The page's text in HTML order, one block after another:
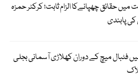
میں حقائق چھپانےکا الزام ثابت؛ کرکٹر حمزہ
فٹبال میچ کے دوران کھلاڑی آسمانی بجلی